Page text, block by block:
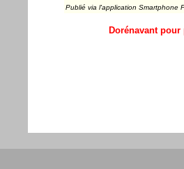
Publié via l'application Smartphone
Dorénavant